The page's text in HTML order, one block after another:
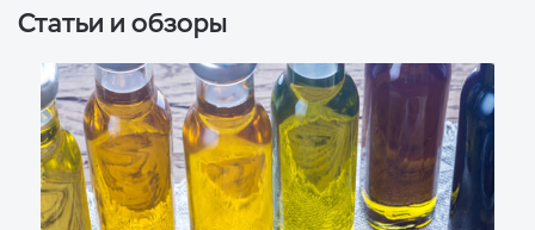
Статьи и обзоры